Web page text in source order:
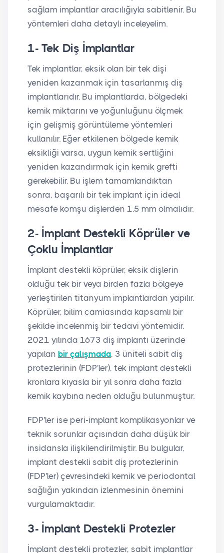
sağlam implantlar aracılığıyla sabitlenir. Bu
yöntemleri daha detaylı inceleyelim.
1- Tek Diş İmplantlar
Tek implantlar, eksik olan bir tek dişi
yeniden kazanmak için tasarlanmış diş
implantlarıdır. Bu implantlarda, bölgedeki
kemik miktarını ve yoğunluğunu ölçmek
için gelişmiş görüntüleme yöntemleri
kullanılır. Eğer etkilenen bölgede kemik
eksikliği varsa, uygun kemik sertliğini
yeniden kazandırmak için kemik grefti
gerekebilir. Bu işlem tamamlandıktan
sonra, başarılı bir tek implant için ideal
mesafe komşu dişlerden 1.5 mm olmalıdır.
2- İmplant Destekli Köprüler ve
Çoklu İmplantlar
İmplant destekli köprüler, eksik dişlerin
olduğu tek bir veya birden fazla bölgeye
yerleştirilen titanyum implantlardan yapılır.
Köprüler, bilim camiasında kapsamlı bir
şekilde incelenmiş bir tedavi yöntemidir.
2021 yılında 1673 diş implantı üzerinde
yapılan bir çalışmada, 3 üniteli sabit diş
protezlerinin (FDP'ler), tek implant destekli
kronlara kıyasla bir yıl sonra daha fazla
kemik kaybına neden olduğu bulunmuştur.
FDP'ler ise peri-implant komplikasyonlar ve
teknik sorunlar açısından daha düşük bir
insidansla ilişkilendirilmiştir. Bu bulgular,
implant destekli sabit diş protezlerinin
(FDP'ler) çevresindeki kemik ve periodontal
sağlığın yakından izlenmesinin önemini
vurgulamaktadır.
3- İmplant Destekli Protezler
İmplant destekli protezler, sabit implantlar